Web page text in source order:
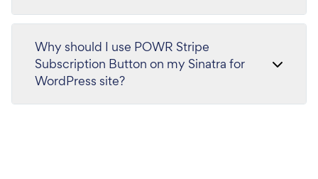
Why should I use POWR Stripe
Subscription Button on my Sinatra for
WordPress site?